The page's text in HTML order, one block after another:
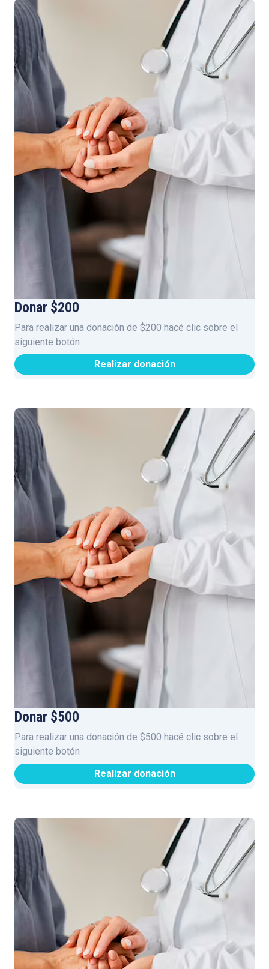
Donar $200
Para realizar una donación de $200 hacé clic sobre el
siguiente botón
Realizar donación
Donar $500
Para realizar una donación de $500 hacé clic sobre el
siguiente botón
Realizar donación